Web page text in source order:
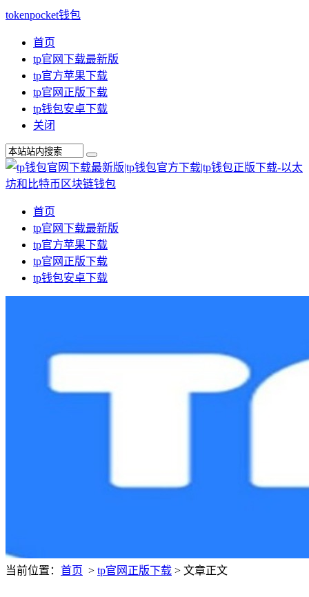
tokenpocket钱包
首页
tp官网下载最新版
tp官方苹果下载
tp官网正版下载
tp钱包安卓下载
关闭
首页
tp官网下载最新版
tp官方苹果下载
tp官网正版下载
tp钱包安卓下载
当前位置： 首页 > tp官网正版下载 > 文章正文